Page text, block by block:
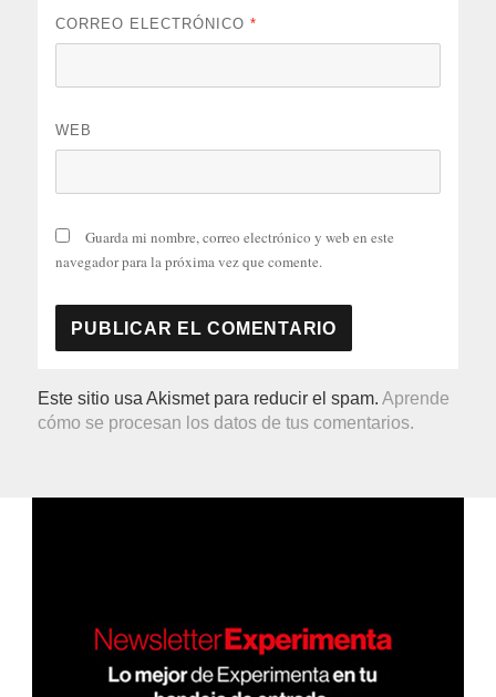
CORREO ELECTRÓNICO*
WEB
Guarda mi nombre, correo electrónico y web en este
navegador para la próxima vez que comente.
Este sitio usa Akismet para reducir el spam.Aprende
cómo se procesan los datos de tus comentarios.